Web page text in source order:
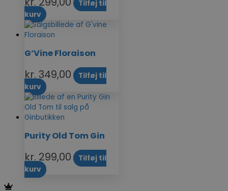
Tilføj til
kurv
G’Vine Floraison
kr. 349,00
Tilføj til
kurv
Purity Old Tom Gin
kr. 299,00
Tilføj til
kurv